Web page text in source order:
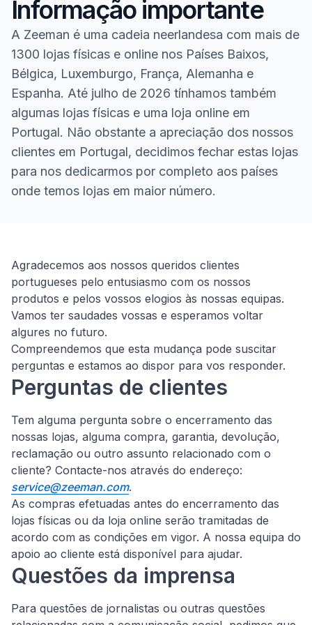
Informação importante
A Zeeman é uma cadeia neerlandesa com mais de
1300 lojas físicas e online nos Países Baixos,
Bélgica, Luxemburgo, França, Alemanha e
Espanha. Até julho de 2026 tínhamos também
algumas lojas físicas e uma loja online em
Portugal. Não obstante a apreciação dos nossos
clientes em Portugal, decidimos fechar estas lojas
para nos dedicarmos por completo aos países
onde temos lojas em maior número.
Homepage
Agradecemos aos nossos queridos clientes
portugueses pelo entusiasmo com os nossos
produtos e pelos vossos elogios às nossas equipas.
Vamos ter saudades vossas e esperamos voltar
algures no futuro.
Compreendemos que esta mudança pode suscitar
perguntas e estamos ao dispor para vos responder.
Perguntas de clientes
Tem alguma pergunta sobre o encerramento das
nossas lojas, alguma compra, garantia, devolução,
reclamação ou outro assunto relacionado com o
cliente? Contacte-nos através do endereço:
service@zeeman.com.
As compras efetuadas antes do encerramento das
lojas físicas ou da loja online serão tramitadas de
acordo com as condições em vigor. A nossa equipa do
apoio ao cliente está disponível para ajudar.
Questões da imprensa
Para questões de jornalistas ou outras questões